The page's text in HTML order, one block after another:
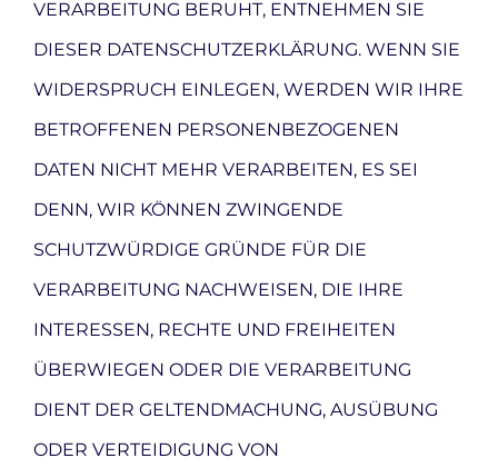
VERARBEITUNG BERUHT, ENTNEHMEN SIE
DIESER DATENSCHUTZERKLÄRUNG. WENN SIE
WIDERSPRUCH EINLEGEN, WERDEN WIR IHRE
BETROFFENEN PERSONENBEZOGENEN
DATEN NICHT MEHR VERARBEITEN, ES SEI
DENN, WIR KÖNNEN ZWINGENDE
SCHUTZWÜRDIGE GRÜNDE FÜR DIE
VERARBEITUNG NACHWEISEN, DIE IHRE
INTERESSEN, RECHTE UND FREIHEITEN
ÜBERWIEGEN ODER DIE VERARBEITUNG
DIENT DER GELTENDMACHUNG, AUSÜBUNG
ODER VERTEIDIGUNG VON